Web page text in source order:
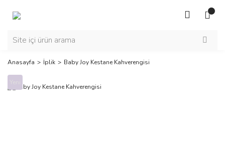
Anasayfa İplik Baby Joy Kestane Kahverengisi